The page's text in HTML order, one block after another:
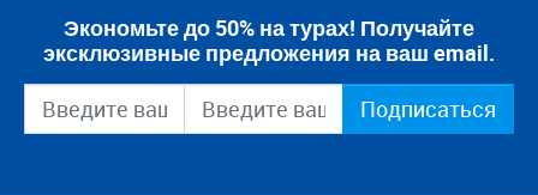
Экономьте до 50% на турах! Получайте
эксклюзивные предложения на ваш email.
Подписаться